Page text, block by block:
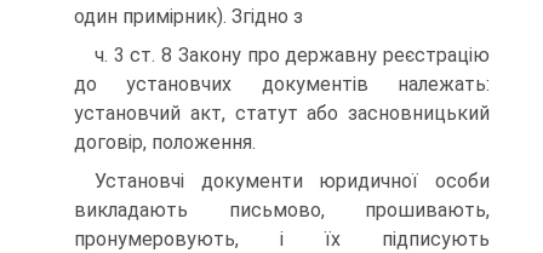
один примірник). Згідно з
ч. 3 ст. 8 Закону про державну реєстрацію
до установчих документів належать:
установчий акт, статут або засновни­цький
договір, положення.
Установчі документи юридичної особи
викладають письмово, прошивають,
пронумеровують, і їх підписують